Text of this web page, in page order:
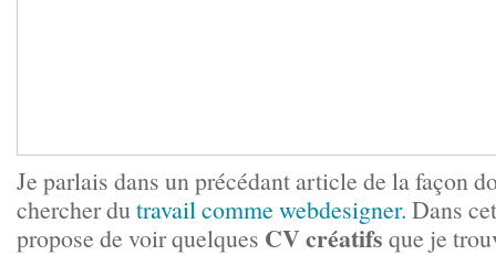
Je parlais dans un précédant article de la façon
chercher dutravail comme webdesigner. Dans
propose de voir quelques CV créatifs que je